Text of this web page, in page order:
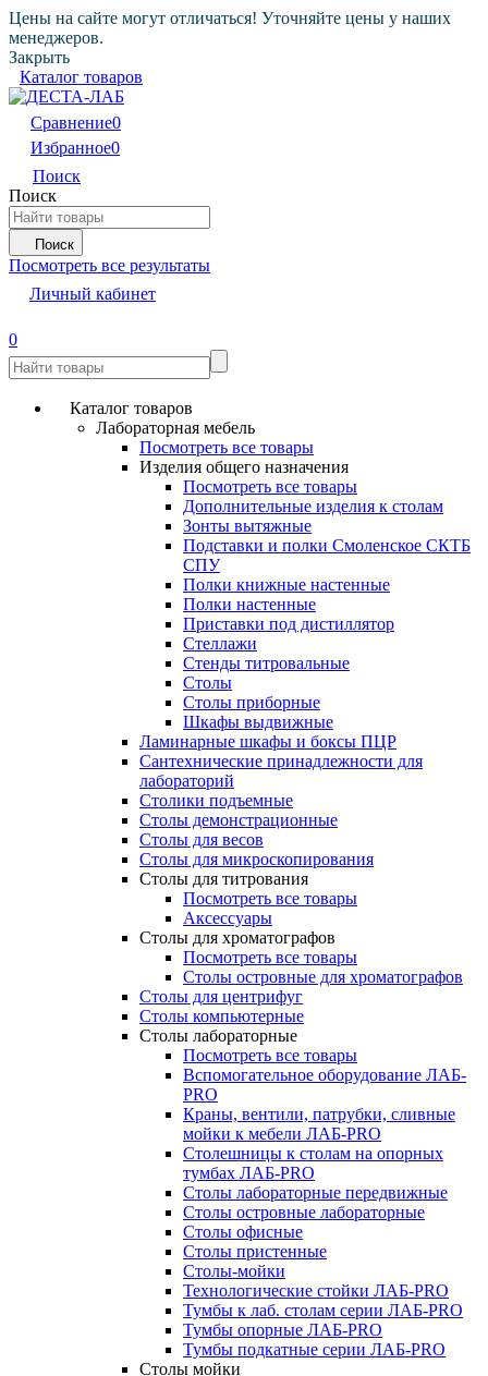
Цены на сайте могут отличаться! Уточняйте цены у наших
менеджеров.
Закрыть
Каталог товаров
Сравнение0
Избранное0
Поиск
Поиск
Поиск
Посмотреть все результаты
Личный кабинет
0
Каталог товаров
Лабораторная мебель
Посмотреть все товары
Изделия общего назначения
Посмотреть все товары
Дополнительные изделия к столам
Зонты вытяжные
Подставки и полки Смоленское СКТБ
СПУ
Полки книжные настенные
Полки настенные
Приставки под дистиллятор
Стеллажи
Стенды титровальные
Столы
Столы приборные
Шкафы выдвижные
Ламинарные шкафы и боксы ПЦР
Сантехнические принадлежности для
лабораторий
Столики подъемные
Столы демонстрационные
Столы для весов
Столы для микроскопирования
Столы для титрования
Посмотреть все товары
Аксессуары
Столы для хроматографов
Посмотреть все товары
Столы островные для хроматографов
Столы для центрифуг
Столы компьютерные
Столы лабораторные
Посмотреть все товары
Вспомогательное оборудование ЛАБ-
PRO
Краны, вентили, патрубки, сливные
мойки к мебели ЛАБ-PRO
Столешницы к столам на опорных
тумбах ЛАБ-PRO
Столы лабораторные передвижные
Столы островные лабораторные
Столы офисные
Столы пристенные
Столы-мойки
Технологические стойки ЛАБ-PRO
Тумбы к лаб. столам серии ЛАБ-PRO
Тумбы опорные ЛАБ-PRO
Тумбы подкатные серии ЛАБ-PRO
Столы мойки